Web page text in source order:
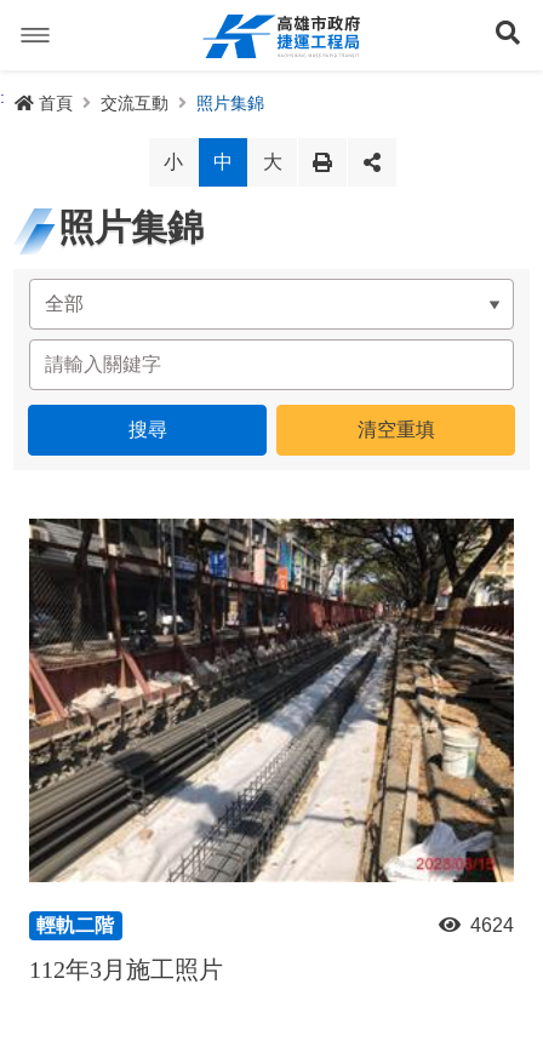
容
捷運路線進度圖
路網簡介
路網規劃
未來發展
規劃中
捷運紫線
前鎮漁港聯外軌道
興建中
各線計畫進度
岡山路竹延伸線(第二B階段)
捷運黃線
小港林園線
岡山路竹延伸線(第一階段)
環狀輕軌
訊息專區
公聽會與說明會
政府資訊公開
生態檢核專區
政風園地
Open Data
打詐儀錶板
局長信箱
禁限建專區
增額容積申請
常見問答
相關連結
雙語詞彙
交流互動
照片集錦
輕軌知識站
輕軌簡介
輕軌與傳統火車
輕軌與公車捷運
無架空線
關於我們
本局沿革
組織職掌
服務電話
English
首頁 交流互動 照片集錦
小 中 大
照片集錦
輕軌二階 4624
112年3月施工照片